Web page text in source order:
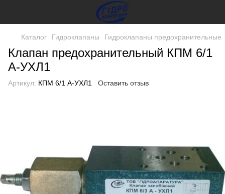
Каталог Гидроклапаны Гидроклапаны предохранительные
Клапан предохранительный КПМ 6/1
А-УХЛ1
Артикул: КПМ 6/1 А-УХЛ1 Оставить отзыв